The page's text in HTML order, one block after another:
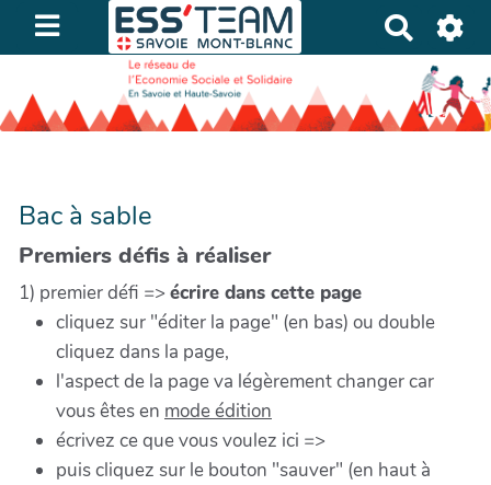
e
c
h
e
Bac à sable
Premiers défis à réaliser
1) premier défi => écrire dans cette page
cliquez sur "éditer la page" (en bas) ou double
cliquez dans la page,
l'aspect de la page va légèrement changer car
vous êtes en mode édition
écrivez ce que vous voulez ici =>
puis cliquez sur le bouton "sauver" (en haut à